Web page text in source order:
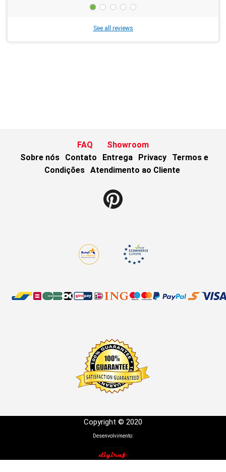
See all reviews
FAQ
Showroom
Sobre nós
Contato Entrega Privacy
Termos e
Condições
Atendimento ao Cliente
Copyright © 2020
Desenvolvimento: